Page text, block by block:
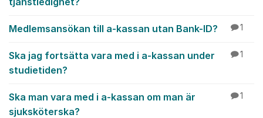
Medlemsansökan till a-kassan utan Bank-ID? 1
Ska jag fortsätta vara med i a-kassan under
studietiden?
1
Ska man vara med i a-kassan om man är
sjuksköterska?
1